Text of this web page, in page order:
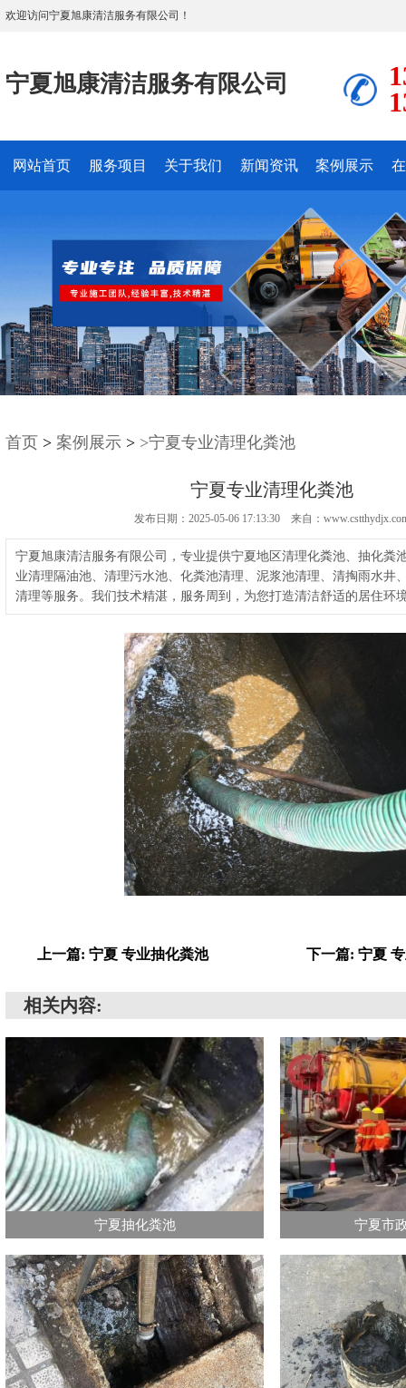
欢迎访问宁夏旭康清洁服务有限公司！
宁夏旭康清洁服务有限公司
网站首页 服务项目 关于我们 新闻资讯 案例展示
首页 > 案例展示 > >宁夏专业清理化粪池
宁夏专业清理化粪池
发布日期：2025-05-06 17:13:30 来自：
宁夏旭康清洁服务有限公司，专业提供宁夏地区清理化粪池、抽化粪
业清理隔油池、清理污水池、化粪池清理、泥浆池清理、清掏雨水井
清理等服务。我们技术精湛，服务周到，为您打造清洁舒适的居住环
上一篇: 宁夏 专业抽化粪池 下一篇: 宁夏
相关内容:
宁夏抽化粪池 宁夏市